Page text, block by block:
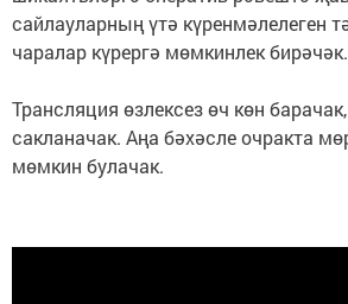
сайлауларның үтә күренмәлелеген
чаралар күрергә мөмкинлек бирәчәк.
Трансляция өзлексез өч көн
сакланачак. Аңа бәхәсле очракта
мөмкин булачак.